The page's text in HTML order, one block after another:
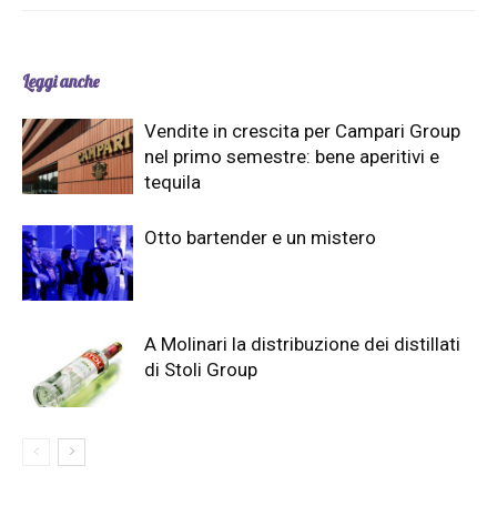
Leggi anche
Vendite in crescita per Campari Group
nel primo semestre: bene aperitivi e
tequila
Otto bartender e un mistero
A Molinari la distribuzione dei distillati
di Stoli Group